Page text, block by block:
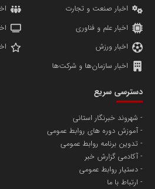
پایگاه اطلاع رسانی اعتلای نهادهای
تامین آهن اسفنجی تولیدکنندگان فولاد در
مسعودصادقی
اخبار صنعت و تجارت
اخبار علم و فناوری
اخبار ورزش
اخبار سازمان‌ها و شرکت‌ها
دسترسی سریع
شهروند خبرنگار استانی
آموزش دوره های روابط عمومی
تدوین برنامه روابط عمومی
آکادمی گزارش خبر
دستیار روابط عمومی
ارتباط با ما